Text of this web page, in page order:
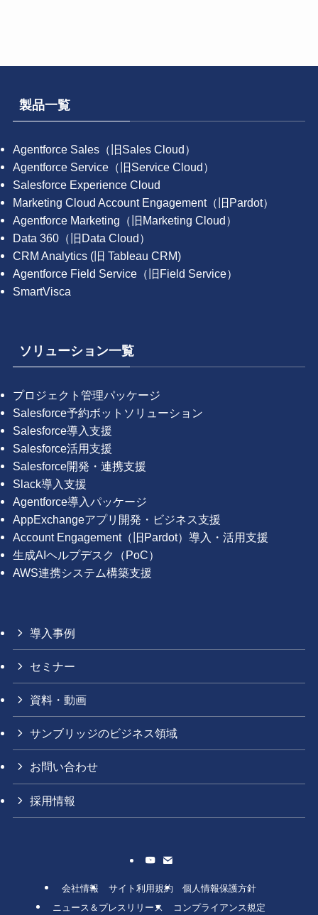
製品一覧
Agentforce Sales（旧Sales Cloud）
Agentforce Service（旧Service Cloud）
Salesforce Experience Cloud
Marketing Cloud Account Engagement（旧Pardot）
Agentforce Marketing（旧Marketing Cloud）
Data 360（旧Data Cloud）
CRM Analytics (旧 Tableau CRM)
Agentforce Field Service（旧Field Service）
SmartVisca
ソリューション一覧
プロジェクト管理パッケージ
Salesforce予約ボットソリューション
Salesforce導入支援
Salesforce活用支援
Salesforce開発・連携支援
Slack導入支援
Agentforce導入パッケージ
AppExchangeアプリ開発・ビジネス支援
Account Engagement（旧Pardot）導入・活用支援
生成AIヘルプデスク（PoC）
AWS連携システム構築支援
導入事例
セミナー
資料・動画
サンブリッジのビジネス領域
お問い合わせ
採用情報
会社情報 サイト利用規約
個人情報保護方針
ニュース＆プレスリリース
コンプライアンス規定